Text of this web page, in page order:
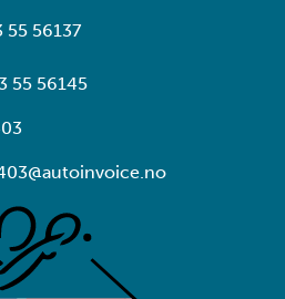
55 56137
55 56145